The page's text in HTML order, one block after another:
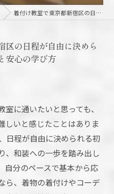
着付け教室で東京都新宿区の日程が自由に決められる初心者向けコースと安心の学び方
区の日程が自由に決めら
安心の学び方
に通いたいと思っても、
しいと感じたことはありま
日程が自由に決められる初
、和装への一歩を踏み出し
自分のペースで基本から応
ら、着物の着付けやコーデ